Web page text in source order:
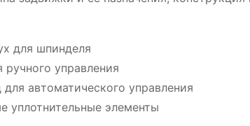
для шпинделя
ручного управления
автоматического управления
уплотнительные элементы